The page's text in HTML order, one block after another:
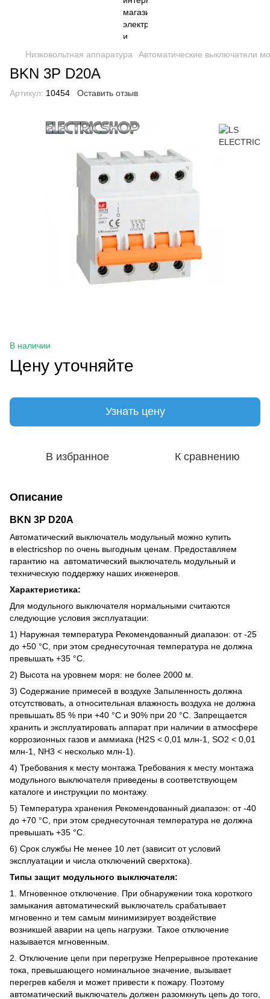
Низковольтная аппаратура Автоматические выключатели
BKN 3P D20A
Артикул: 10454 Оставить отзыв
В наличии
Цену уточняйте
Узнать цену
В избранное К сравнению
Описание
BKN 3P D20A
Автоматический выключатель модульный можно купить
в electricshop по очень выгодным ценам. Предоставляем
гарантию на автоматический выключатель модульный и
техническую поддержку наших инженеров.
Характеристика:
Для модульного выключателя нормальными считаются
следующие условия эксплуатации:
1) Наружная температура Рекомендованный диапазон: от -25
до +50 °C, при этом среднесуточная температура не должна
превышать +35 °C.
2) Высота на уровнем моря: не более 2000 м.
3) Содержание примесей в воздухе Запыленность должна
отсутствовать, а относительная влажность воздуха не должна
превышать 85 % при +40 °C и 90% при 20 °C. Запрещается
хранить и эксплуатировать аппарат при наличии в атмосфере
коррозионных газов и аммиака (H2S < 0,01 млн-1, SO2 < 0,01
млн-1, NH3 < несколько млн-1).
4) Требования к месту монтажа Требования к месту монтажа
модульного выключателя приведены в соответствующем
каталоге и инструкции по монтажу.
5) Температура хранения Рекомендованный диапазон: от -40
до +70 °C, при этом среднесуточная температура не должна
превышать +35 °C.
6) Срок службы Не менее 10 лет (зависит от условий
эксплуатации и числа отключений сверхтока).
Типы защит модульного выключателя:
1. Мгновенное отключение. При обнаружении тока короткого
замыкания автоматический выключатель срабатывает
мгновенно и тем самым минимизирует воздействие
возникшей аварии на цепь нагрузки. Такое отключение
называется мгновенным.
2. Отключение цепи при перегрузке Непрерывное протекание
тока, превышающего номинальное значение, вызывает
перегрев кабеля и может привести к пожару. Поэтому
автоматический выключатель должен разомкнуть цепь до того,